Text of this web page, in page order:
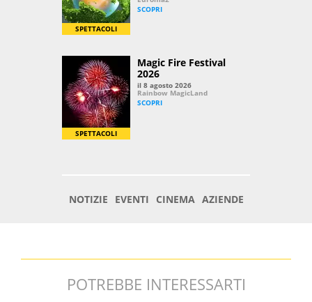
POTREBBE INTERESSARTI